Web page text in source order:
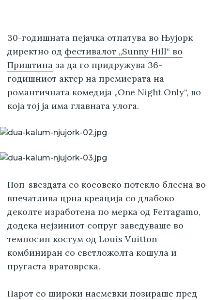
30-годишната пејачка отпатува во Њујорк
директно од фестивалот „Sunny Hill“ во
Приштина за да го придружува 36-
годишниот актер на премиерата на
романтичната комедија „One Night Only“, во
која тој ја има главната улога.
Поп-ѕвездата со косовско потекло блесна во
впечатлива црна креација со длабоко
деколте изработена по мерка од Ferragamo,
додека нејзиниот сопруг заведуваше во
темносин костум од Louis Vuitton
комбиниран со светложолта кошула и
пругаста вратоврска.
Парот со широки насмевки позираше пред